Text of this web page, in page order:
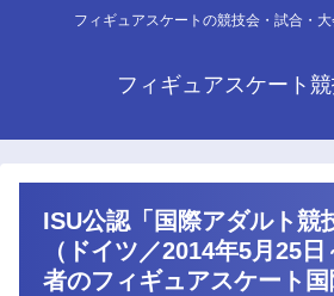
フィギュアスケートの競技会・試合・
フィギュアスケート
ISU公認「国際アダルト競
（ドイツ／2014年5月25
者のフィギュアスケート